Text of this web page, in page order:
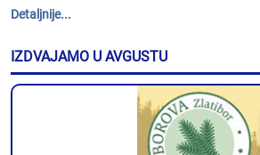
Detaljnije...
IZDVAJAMO U AVGUSTU